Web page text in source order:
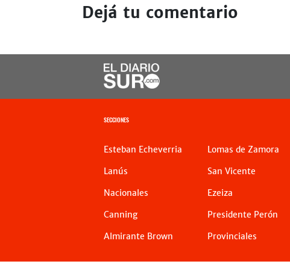
Dejá tu comentario
SECCIONES
Esteban Echeverria
Lanús
Nacionales
Canning
Almirante Brown
Lomas de Zamora
San Vicente
Ezeiza
Presidente Perón
Provinciales